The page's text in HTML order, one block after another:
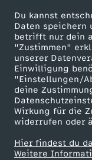
Du kannst
Daten speichern
betrifft nur dein
"Zustimmen"
unserer
Einwilligung
"Einstellungen/
deine
Wirkung für die
widerrufen oder
Hier findest du
Weitere